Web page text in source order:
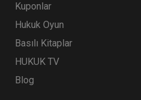
Kuponlar
Hukuk Oyun
Basılı Kitaplar
HUKUK TV
Blog